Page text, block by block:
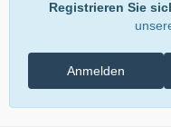
Registrieren Sie
Anmelden